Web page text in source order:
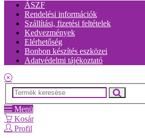
ÁSZF
Rendelési információk
Szállítási, fizetési feltételek
Kedvezmények
Elérhetőség
Bonbon készítés eszközei
Adatvédelmi tájékoztató
Menü
Kosár
Profil